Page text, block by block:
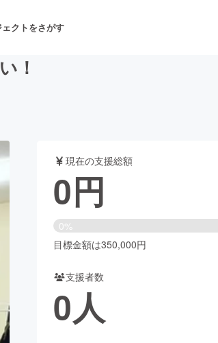
クトをさがす
台・パフォーマンス
ド・飲食店
ューティー・ヘルスケア
！
現在の支援総額
0円
0%
目標金額は350,000円
支援者数
0人